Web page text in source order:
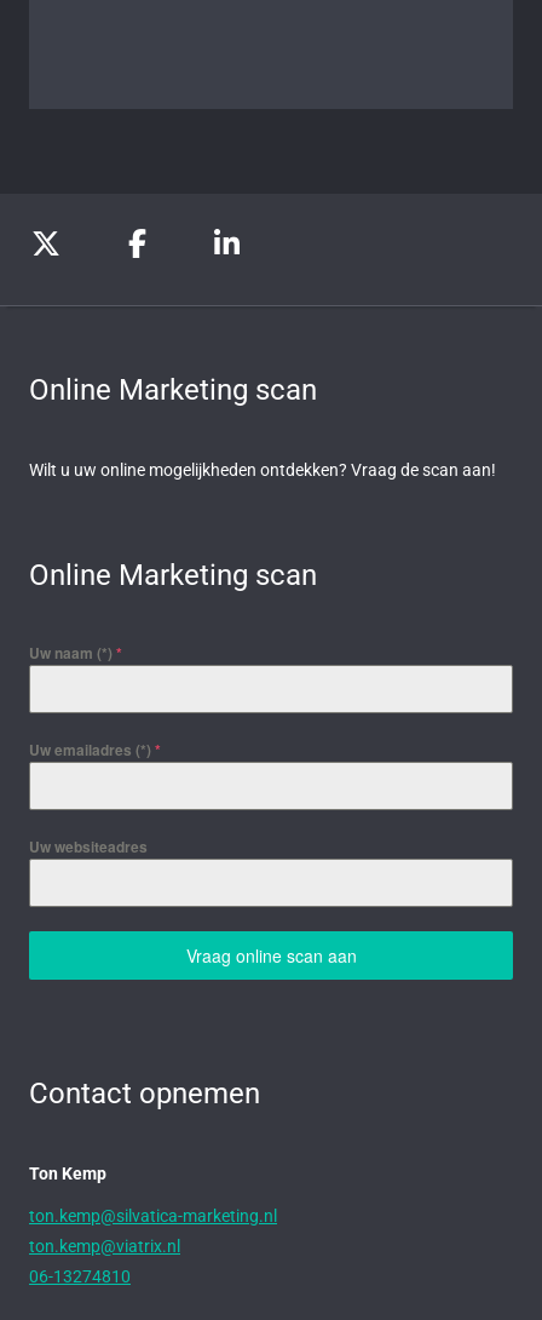
Online Marketing scan
Wilt u uw online mogelijkheden ontdekken? Vraag de scan aan!
Online Marketing scan
Uw naam (*) *
Uw emailadres (*) *
Uw websiteadres
Vraag online scan aan
Contact opnemen
Ton Kemp
ton.kemp@silvatica-marketing.nl
ton.kemp@viatrix.nl
06-13274810